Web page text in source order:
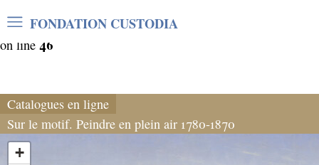
Warning: Undefined array key "var_mode" in
/home/clients/06cf3fb6db0bf3383064f508e4e3b220/
on line 46
FONDATION CUSTODIA
Catalogues en ligne
Sur le motif. Peindre en plein air 1780-1870
+